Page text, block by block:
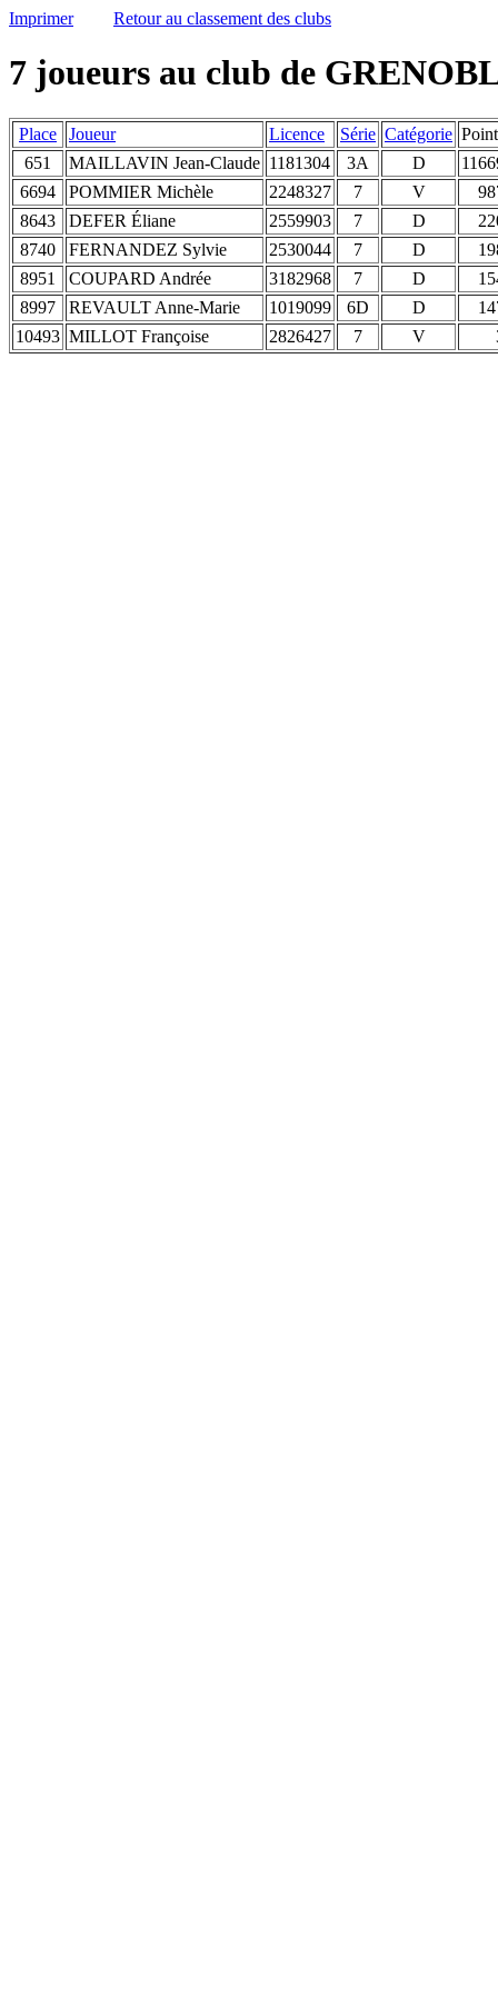
Imprimer Retour au classement des clubs
7 joueurs au club de
Place Joueur Licence Série Catégorie
651
MAILLAVIN Jean-Claude 1181304 3A D
6694
POMMIER Michèle 2248327 7 V
8643
DEFER Éliane 2559903 7 D
8740
FERNANDEZ Sylvie 2530044 7 D
8951
COUPARD Andrée 3182968 7 D
8997
REVAULT Anne-Marie 1019099 6D D
10493 MILLOT Françoise 2826427 7 V